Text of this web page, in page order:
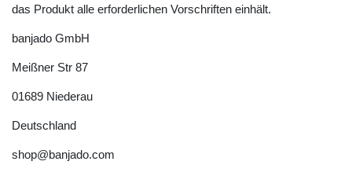
das Produkt alle erforderlichen Vorschriften einhält.
banjado GmbH
Meißner Str 87
01689 Niederau
Deutschland
shop@banjado.com